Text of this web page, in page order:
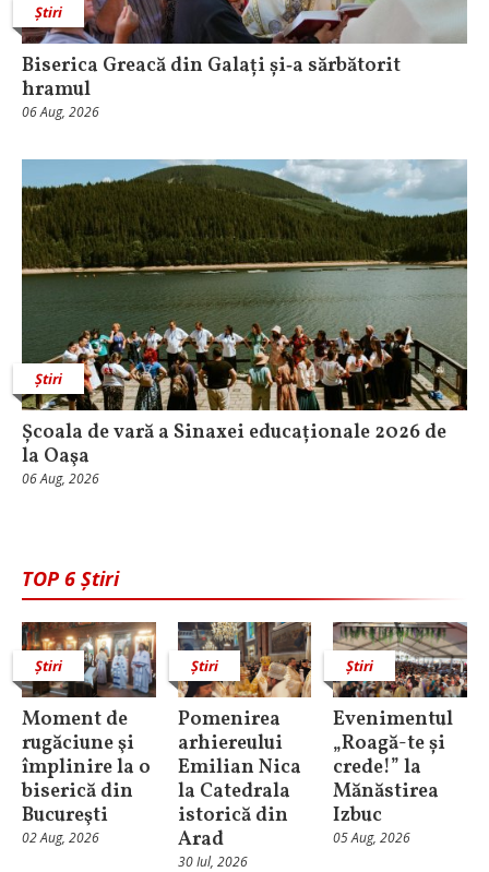
Știri
Biserica Greacă din Galați și‑a sărbătorit
hramul
06 Aug, 2026
Știri
Școala de vară a Sinaxei educaționale 2026 de
la Oaşa
06 Aug, 2026
TOP 6 Știri
Știri
Moment de
rugăciune şi
împlinire la o
biserică din
Bucureşti
02 Aug, 2026
Știri
Pomenirea
arhiereului
Emilian Nica
la Catedrala
istorică din
Arad
30 Iul, 2026
Știri
Evenimentul
„Roagă-te și
crede!” la
Mănăstirea
Izbuc
05 Aug, 2026